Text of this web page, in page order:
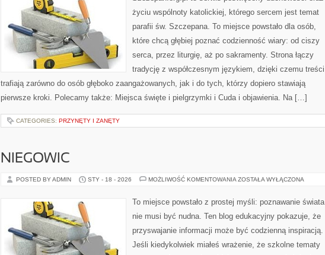
życiu wspólnoty katolickiej, którego sercem jest temat
parafii św. Szczepana. To miejsce powstało dla osób,
które chcą głębiej poznać codzienność wiary: od ciszy
serca, przez liturgię, aż po sakramenty. Strona łączy
tradycję z współczesnym językiem, dzięki czemu treści
trafiają zarówno do osób głęboko zaangażowanych, jak i do tych, którzy dopiero stawiają
pierwsze kroki. Polecamy także: Miejsca święte i pielgrzymki i Cuda i objawienia. Na […]
CATEGORIES: PRZYNĘTY I ZANĘTY
NIEGOWIC
POSTED BY ADMIN STY - 18 - 2026 MOŻLIWOŚĆ KOMENTOWANIA NIEGOWIC
ZOSTAŁA WYŁĄCZONA
To miejsce powstało z prostej myśli: poznawanie świata
nie musi być nudna. Ten blog edukacyjny pokazuje, że
przyswajanie informacji może być codzienną inspiracją.
Jeśli kiedykolwiek miałeś wrażenie, że szkolne tematy